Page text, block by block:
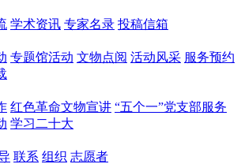
学术资讯 专家名录 投稿信箱
专题馆活动 文物点阅 活动风采 服务预约
红色革命文物宣讲 “五个一”党支部服务
学习二十大
联系 组织 志愿者